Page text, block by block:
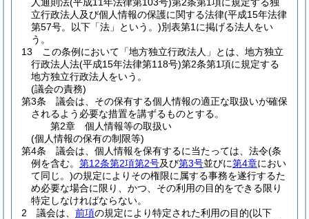
立行政法人及び個人情報の保護に関する法律(平成15年法律
第57号。以下「法」という。)別表第1に掲げる法人をい
う。
13
この条例において「地方独立行政法人」とは、地方独立
行政法人法(平成15年法律第118号)第2条第1項に規定する
地方独立行政法人をいう。
(議会の責務)
第3条
議会は、その保有する個人情報の適正な取扱いが確保
されるよう必要な措置を講ずるものとする。
第2章
個人情報等の取扱い
(個人情報の保有の制限等)
第4条
議会は、個人情報を保有するに当たっては、法令(条
例を含む。 第12条第2項第2号及び第3号並びに第4章におい
て同じ。)の規定によりその権限に属する事務を遂行するた
め必要な場合に限り、かつ、その利用の目的をできる限り
特定しなければならない。
2
議会は、 前項の規定により特定された利用の目的(以下